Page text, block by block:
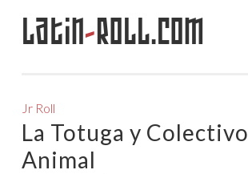
Saltar
Latin-Roll.com
Jr Roll
La Totuga y Colectivo
Animal